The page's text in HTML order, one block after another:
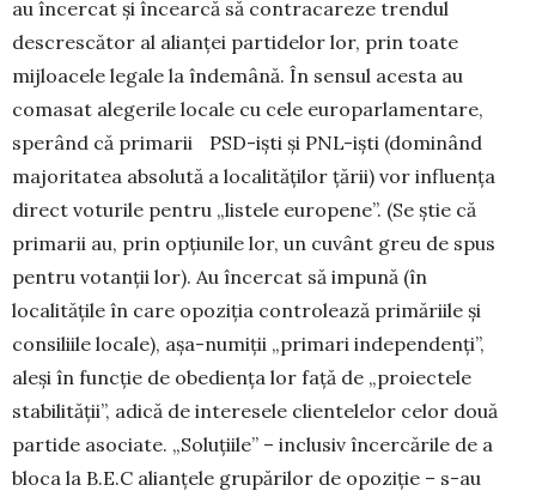
au încercat și încearcă să contracareze trendul
descrescător al alianței partidelor lor, prin toate
mijloacele legale la îndemână. În sensul acesta au
comasat alegerile locale cu cele europarlamentare,
sperând că primarii PSD-iști și PNL-iști (dominând
majoritatea absolută a localităților țării) vor influența
direct voturile pentru „listele europene”. (Se știe că
primarii au, prin opțiunile lor, un cuvânt greu de spus
pentru votanții lor). Au încercat să impună (în
localitățile în care opoziția controlează primăriile și
consiliile locale), așa-numiții „primari independenți”,
aleși în funcție de obediența lor față de „proiectele
stabilității”, adică de interesele clientelelor celor două
partide asociate. „Soluțiile” – inclusiv încercările de a
bloca la B.E.C alianțele grupărilor de opoziție – s-au